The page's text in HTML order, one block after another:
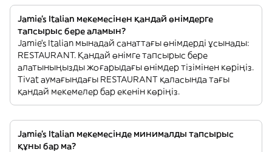
Jamie's Italian мекемесінен қандай өнімдерге
тапсырыс бере аламын?
Jamie's Italian мынадай санаттағы өнімдерді ұсынады:
RESTAURANT. Қандай өнімге тапсырыс бере
алатыныңызды жоғарыдағы өнімдер тізімінен көріңіз.
Tivat аумағындағы RESTAURANT қаласында тағы
қандай мекемелер бар екенін көріңіз.
Jamie's Italian мекемесінде минималды тапсырыс
құны бар ма?